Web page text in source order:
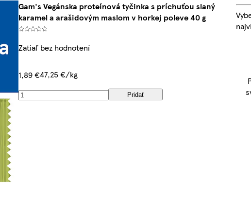
Gam's Vegánska proteínová tyčinka s príchuťou slaný
karamel a arašidovým maslom v horkej poleve 40 g
Zatiaľ bez hodnotení
1,89 €47,25 €/kg
Pridať